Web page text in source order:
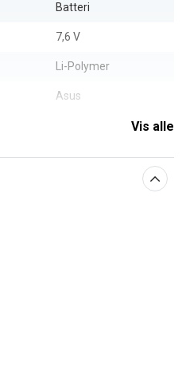
Batteri
7,6 V
Li-Polymer
Asus
Vis alle